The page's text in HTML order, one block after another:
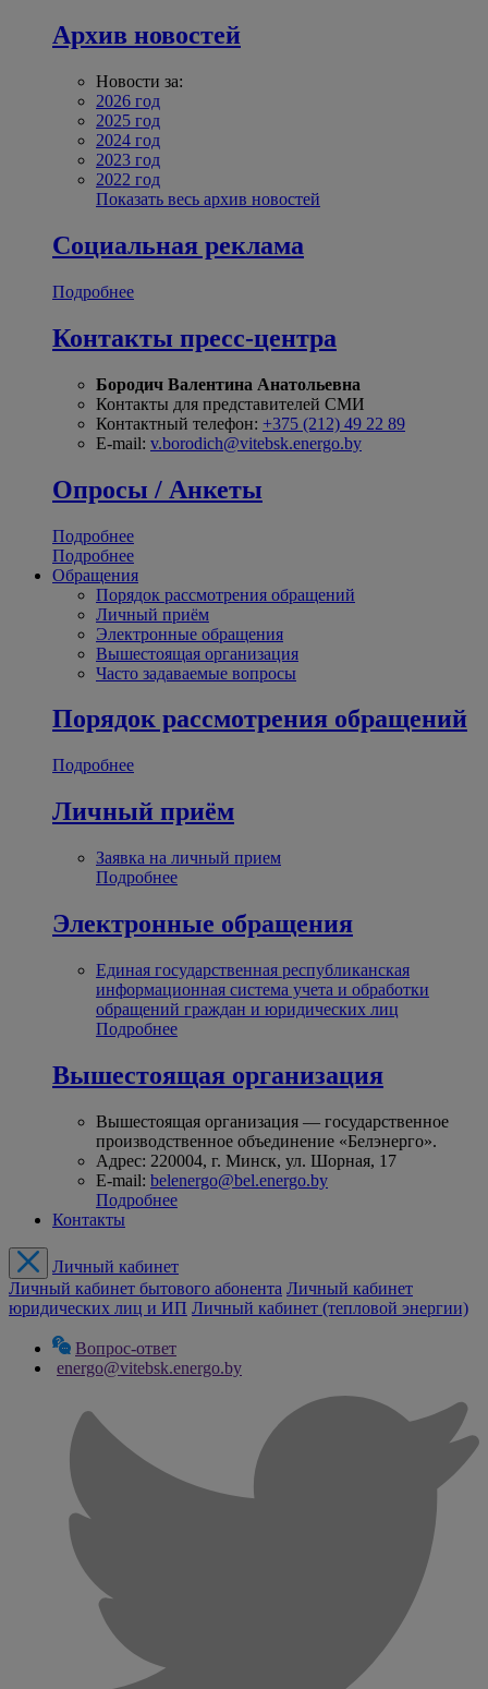
Архив новостей
Новости за:
2026 год
2025 год
2024 год
2023 год
2022 год
Показать весь архив новостей
Социальная реклама
Подробнее
Контакты пресс-центра
Бородич Валентина Анатольевна
Контакты для представителей СМИ
Контактный телефон: +375 (212) 49 22 89
E-mail: v.borodich@vitebsk.energo.by
Опросы / Анкеты
Подробнее
Подробнее
Обращения
Порядок рассмотрения обращений
Личный приём
Электронные обращения
Вышестоящая организация
Часто задаваемые вопросы
Порядок рассмотрения обращений
Подробнее
Личный приём
Заявка на личный прием
Подробнее
Электронные обращения
Единая государственная республиканская
информационная система учета и обработки
обращений граждан и юридических лиц
Подробнее
Вышестоящая организация
Вышестоящая организация — государственное
производственное объединение «Белэнерго».
Адрес: 220004, г. Минск, ул. Шорная, 17
E-mail: belenergo@bel.energo.by
Подробнее
Контакты
Личный кабинет
Личный кабинет бытового абонента Личный кабинет
юридических лиц и ИП Личный кабинет (тепловой энергии)
Вопрос-ответ
energo@vitebsk.energo.by